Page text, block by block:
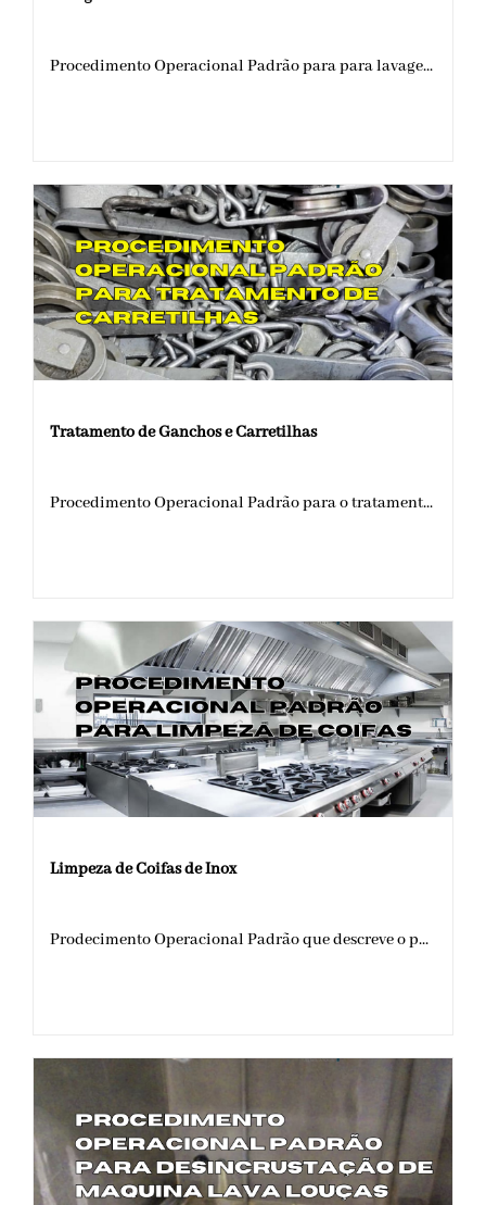
Procedimento Operacional Padrão para para lavage...
Tratamento de Ganchos e Carretilhas
Procedimento Operacional Padrão para o tratament...
Limpeza de Coifas de Inox
Prodecimento Operacional Padrão que descreve o p...